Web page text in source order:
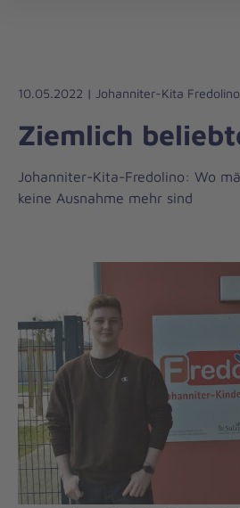
10.05.2022 | Johanniter-Kita Fredolino
Ziemlich
Johanniter-Kita-Fredolino: Wo
keine Ausnahme mehr sind